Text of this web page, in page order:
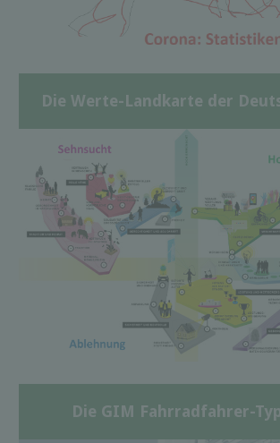
Die Werte-Landkarte der
Die GIM Fahrradfahrer-